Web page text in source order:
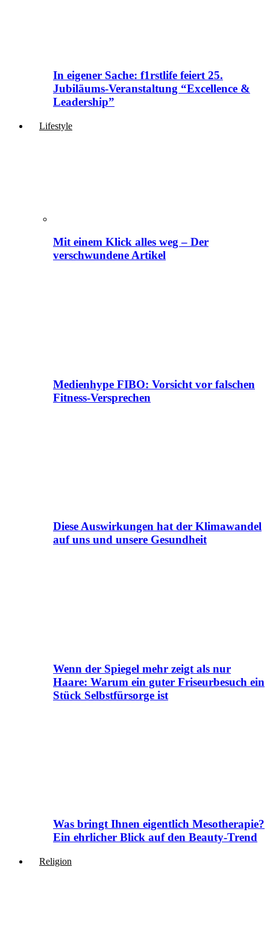
In eigener Sache: f1rstlife feiert 25.
Jubiläums-Veranstaltung “Excellence &
Leadership”
Lifestyle
Mit einem Klick alles weg – Der
verschwundene Artikel
Medienhype FIBO: Vorsicht vor falschen
Fitness-Versprechen
Diese Auswirkungen hat der Klimawandel
auf uns und unsere Gesundheit
Wenn der Spiegel mehr zeigt als nur
Haare: Warum ein guter Friseurbesuch ein
Stück Selbstfürsorge ist
Was bringt Ihnen eigentlich Mesotherapie?
Ein ehrlicher Blick auf den Beauty-Trend
Religion